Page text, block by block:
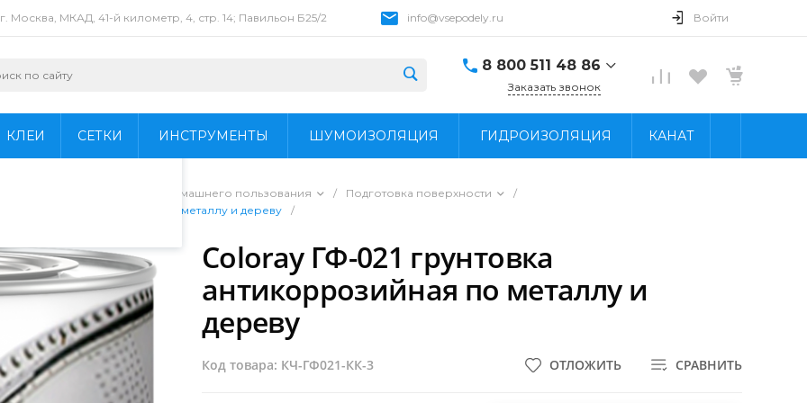
и
.
г. Москва, МКАД, 41-й километр, 4, стр. 14; Павильон Б25/2 info@vsepodely.ru Войти
8 800 511 48 86
г. Москва, МКАД, 41-
14; Павильон Б25/2
info@vsepodely.ru
Заказать звонок
КЛЕИ СЕТКИ ИНСТРУМЕНТЫ ШУМОИЗОЛЯЦИЯ ГИДРОИЗОЛЯЦИЯ КАНАТ
для профессионального и домашнего пользования / Подготовка поверхности
/
антикоррозийная по металлу и дереву /
Coloray ГФ-021 грунтовка
антикоррозийная по металлу и
дереву
Код товара: КЧ-ГФ021-КК-3 СРАВНИТЬ
ОТЛОЖИТЬ